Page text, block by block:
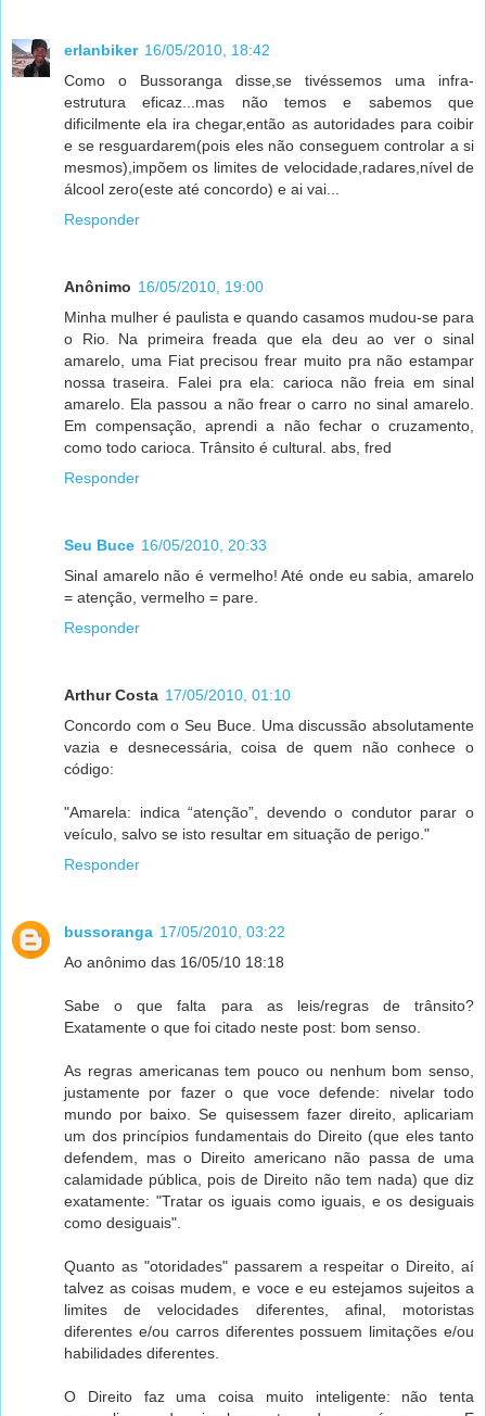
erlanbiker 16/05/2010, 18:42
Como o Bussoranga disse,se tivéssemos uma infra-
estrutura eficaz...mas não temos e sabemos que
dificilmente ela ira chegar,então as autoridades para coibir
e se resguardarem(pois eles não conseguem controlar a si
mesmos),impõem os limites de velocidade,radares,nível de
álcool zero(este até concordo) e ai vai...
Responder
Anônimo 16/05/2010, 19:00
Minha mulher é paulista e quando casamos mudou-se para
o Rio. Na primeira freada que ela deu ao ver o sinal
amarelo, uma Fiat precisou frear muito pra não estampar
nossa traseira. Falei pra ela: carioca não freia em sinal
amarelo. Ela passou a não frear o carro no sinal amarelo.
Em compensação, aprendi a não fechar o cruzamento,
como todo carioca. Trânsito é cultural. abs, fred
Responder
Seu Buce 16/05/2010, 20:33
Sinal amarelo não é vermelho! Até onde eu sabia, amarelo
= atenção, vermelho = pare.
Responder
Arthur Costa 17/05/2010, 01:10
Concordo com o Seu Buce. Uma discussão absolutamente
vazia e desnecessária, coisa de quem não conhece o
código:
"Amarela: indica “atenção”, devendo o condutor parar o
veículo, salvo se isto resultar em situação de perigo."
Responder
bussoranga 17/05/2010, 03:22
Ao anônimo das 16/05/10 18:18
Sabe o que falta para as leis/regras de trânsito?
Exatamente o que foi citado neste post: bom senso.
As regras americanas tem pouco ou nenhum bom senso,
justamente por fazer o que voce defende: nivelar todo
mundo por baixo. Se quisessem fazer direito, aplicariam
um dos princípios fundamentais do Direito (que eles tanto
defendem, mas o Direito americano não passa de uma
calamidade pública, pois de Direito não tem nada) que diz
exatamente: "Tratar os iguais como iguais, e os desiguais
como desiguais".
Quanto as "otoridades" passarem a respeitar o Direito, aí
talvez as coisas mudem, e voce e eu estejamos sujeitos a
limites de velocidades diferentes, afinal, motoristas
diferentes e/ou carros diferentes possuem limitações e/ou
habilidades diferentes.
O Direito faz uma coisa muito inteligente: não tenta